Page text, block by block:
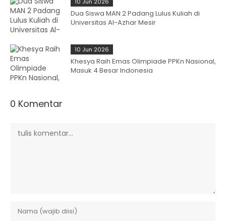
Dua Siswa MAN 2 Padang Lulus Kuliah di
Universitas Al-Azhar Mesir
10 Jun 2026
Khesya Raih Emas Olimpiade PPKn Nasional,
Masuk 4 Besar Indonesia
0 Komentar